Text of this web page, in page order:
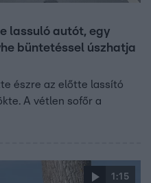
lassuló autót, egy
büntetéssel úszhatja
észre az előtte lassító
A vétlen sofőr a
1:15